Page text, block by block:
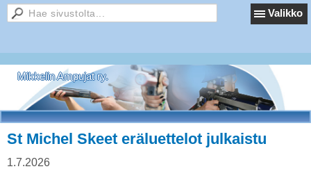
Valikko
Mikkelin Ampujat ry.
St Michel Skeet eräluettelot julkaistu
1.7.2026